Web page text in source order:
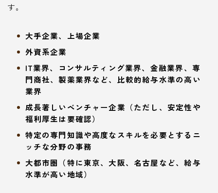
す。
大手企業、上場企業
外資系企業
IT業界、コンサルティング業界、金融業界、専
門商社、製薬業界など、比較的給与水準の高い
業界
成長著しいベンチャー企業（ただし、安定性や
福利厚生は要確認）
特定の専門知識や高度なスキルを必要とするニ
ッチな分野の事務
大都市圏（特に東京、大阪、名古屋など、給与
水準が高い地域）